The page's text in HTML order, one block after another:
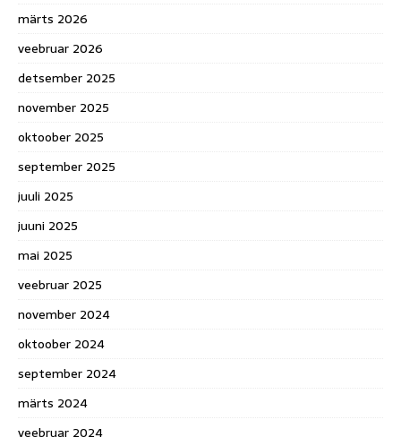
märts 2026
veebruar 2026
detsember 2025
november 2025
oktoober 2025
september 2025
juuli 2025
juuni 2025
mai 2025
veebruar 2025
november 2024
oktoober 2024
september 2024
märts 2024
veebruar 2024